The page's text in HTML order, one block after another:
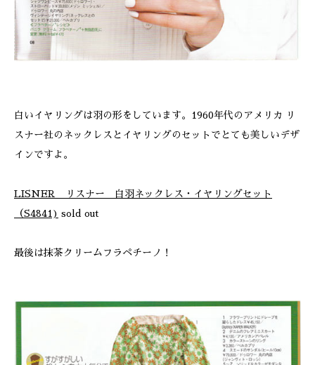
白いイヤリングは羽の形をしています。1960年代のアメリカ リ
スナー社のネックレスとイヤリングのセットでとても美しいデザ
インですよ。
LISNER リスナー 白羽ネックレス・イヤリングセット
（S4841) sold out
最後は抹茶クリームフラペチーノ！